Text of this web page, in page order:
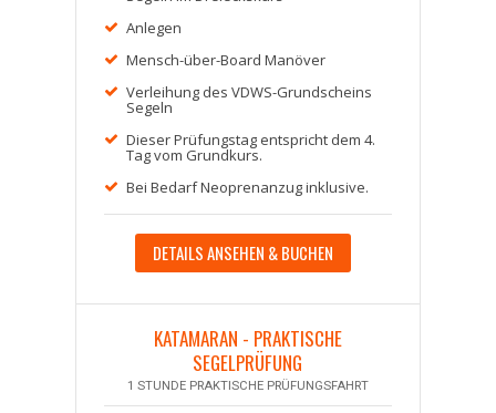
Anlegen
Mensch-über-Board Manöver
Verleihung des VDWS-Grundscheins
Segeln
Dieser Prüfungstag entspricht dem 4.
Tag vom Grundkurs.
Bei Bedarf Neoprenanzug inklusive.
DETAILS ANSEHEN & BUCHEN
KATAMARAN - PRAKTISCHE
SEGELPRÜFUNG
1 STUNDE PRAKTISCHE PRÜFUNGSFAHRT